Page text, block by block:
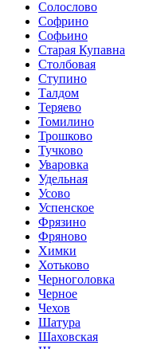
Солослово
Софрино
Софьино
Старая Купавна
Столбовая
Ступино
Талдом
Теряево
Томилино
Трошково
Тучково
Уваровка
Удельная
Усово
Успенское
Фрязино
Фряново
Химки
Хотьково
Черноголовка
Черное
Чехов
Шатура
Шаховская